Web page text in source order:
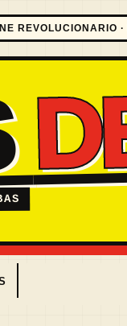
REVOLUCIONARIO